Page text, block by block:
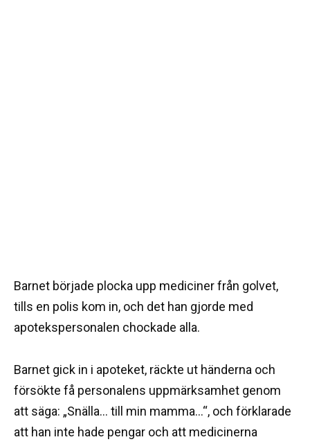
Barnet började plocka upp mediciner från golvet,
tills en polis kom in, och det han gjorde med
apotekspersonalen chockade alla.
Barnet gick in i apoteket, räckte ut händerna och
försökte få personalens uppmärksamhet genom
att säga: „Snälla… till min mamma…“, och förklarade
att han inte hade pengar och att medicinerna